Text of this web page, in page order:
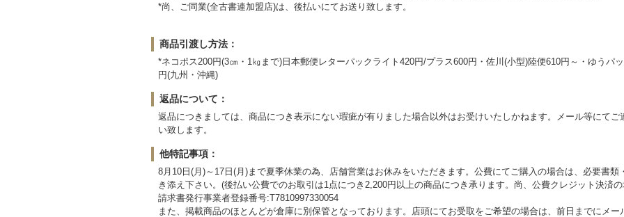
*尚、ご同業(全古書連加盟店)は、後払いにてお送り致します。
商品引渡し方法：
*ネコポス200円(3㎝・1㎏まで)日本郵便レターパックライト420円/プラス600円・佐川(小型)陸便610円～・ゆうパ
円(九州・沖縄)
返品について：
返品につきましては、商品につき表示にない瑕疵が有りました場合以外はお受けいたしかねます。メール等にて
い致します。
他特記事項：
8月10日(月)～17日(月)まで夏季休業の為、店舗営業はお休みをいただきます。公費にてご購入の場合は、必要書
き添え下さい。(後払い公費でのお取引は1点につき2,200円以上の商品につき承ります。尚、公費クレジット決済
請求書発行事業者登録番号:T7810997330054
また、掲載商品のほとんどが倉庫に別保管となっております。店頭にてお受取をご希望の場合は、前日までにメー